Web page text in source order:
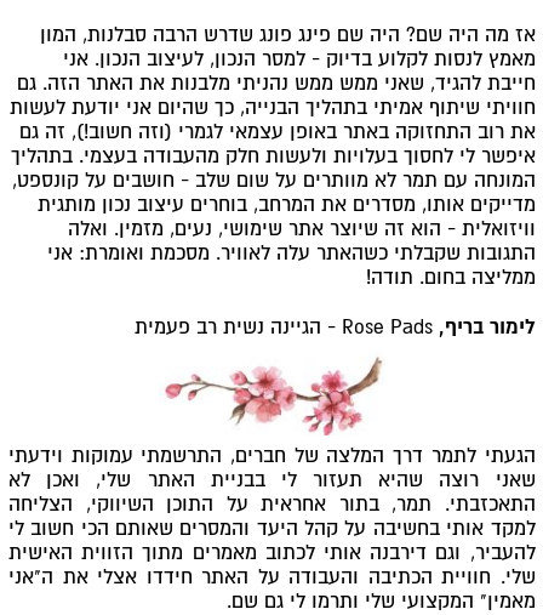
הגעתי לתמר דרך המלצה של חברים, התרשמתי עמוקות וידעתי
שאני רוצה שהיא תעזור לי בבניית האתר שלי, ואכן לא
התאכזבתי. תמר, בתור אחראית על התוכן השיווקי, הצליחה
למקד אותי בחשיבה על קהל היעד והמסרים שאותם הכי חשוב לי
להעביר, וגם דירבנה אותי לכתוב מאמרים מתוך הזווית האישית
שלי. חוויית הכתיבה והעבודה על האתר חידדו אצלי את ה"אני
מאמין" המקצועי שלי ותרמו לי גם שם.
אז מה היה שם? היה שם פינג פונג שדרש הרבה סבלנות, המון
מאמץ לנסות לקלוע בדיוק - למסר הנכון, לעיצוב הנכון. אני
חייבת להגיד, שאני ממש ממש נהניתי מלבנות את האתר הזה. גם
חוויתי שיתוף אמיתי בתהליך הבנייה, כך שהיום אני יודעת לעשות
את רוב התחזוקה באתר באופן עצמאי לגמרי (וזה חשוב!), זה גם
איפשר לי לחסוך בעלויות ולעשות חלק מהעבודה בעצמי. בתהליך
המונחה עם תמר לא מוותרים על שום שלב - חושבים על קונספט,
מדייקים אותו, מסדרים את המרחב, בוחרים עיצוב נכון מותגית
וויזואלית - הוא זה שיוצר אתר שימושי, נעים, מזמין. ואלה
התגובות שקבלתי כשהאתר עלה לאוויר. מסכמת ואומרת: אני
ממליצה בחום. תודה!
לימור בריף,Rose Pads - הגיינה נשית רב פעמית